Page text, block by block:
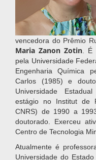
vencedora do Prêmio
Maria Zanon Zotin .
pela Universidade
Engenharia Química
Carlos (1985) e
Universidade
estágio no Institut de
CNRS) de 1990 a
doutorado. Exerceu
Centro de Tecnologia
Atualmente é
Universidade do